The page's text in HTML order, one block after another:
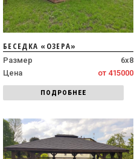
БЕСЕДКА «ОЗЕРА»
Размер
6х8
Цена
от 415000
ПОДРОБНЕЕ